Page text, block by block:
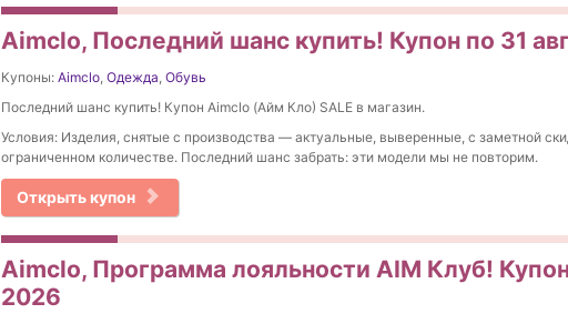
Aimclo, Последний шанс купить! Купон по 31
Купоны: Aimclo, Одежда, Обувь
Последний шанс купить! Купон Aimclo (Айм Кло) SALE в магазин.
Условия: Изделия, снятые с производства — актуальные, выверенные, с заметной
ограниченном количестве. Последний шанс забрать: эти модели мы не повторим.
Открыть купон
Aimclo, Программа лояльности AIM Клуб!
2026